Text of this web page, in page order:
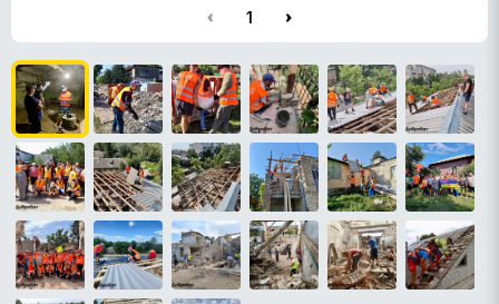
1